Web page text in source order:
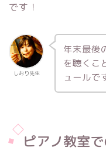
です！
しおり先生
年末最後
を聴くこ
ュールで
ピアノ教室